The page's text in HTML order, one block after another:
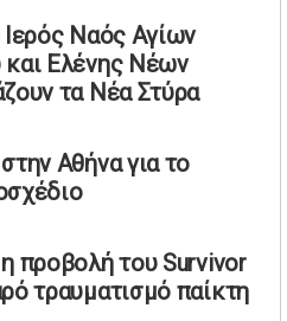
Ιερός Ναός Αγίων
και Ελένης Νέων
τα Νέα Στύρα
Αθήνα για το
προβολή του Survivor
τραυματισμό παίκτη